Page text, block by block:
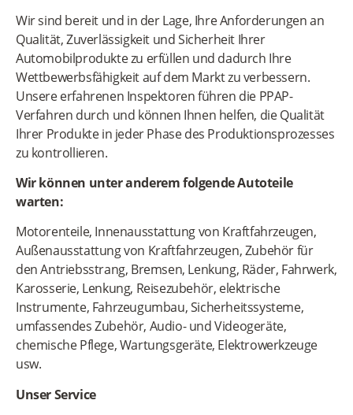
Wir sind bereit und in der Lage, Ihre Anforderungen an
Qualität, Zuverlässigkeit und Sicherheit Ihrer
Automobilprodukte zu erfüllen und dadurch Ihre
Wettbewerbsfähigkeit auf dem Markt zu verbessern.
Unsere erfahrenen Inspektoren führen die PPAP-
Verfahren durch und können Ihnen helfen, die Qualität
Ihrer Produkte in jeder Phase des Produktionsprozesses
zu kontrollieren.
Wir können unter anderem folgende Autoteile
warten:
Motorenteile, Innenausstattung von Kraftfahrzeugen,
Außenausstattung von Kraftfahrzeugen, Zubehör für
den Antriebsstrang, Bremsen, Lenkung, Räder, Fahrwerk,
Karosserie, Lenkung, Reisezubehör, elektrische
Instrumente, Fahrzeugumbau, Sicherheitssysteme,
umfassendes Zubehör, Audio- und Videogeräte,
chemische Pflege, Wartungsgeräte, Elektrowerkzeuge
usw.
Unser Service